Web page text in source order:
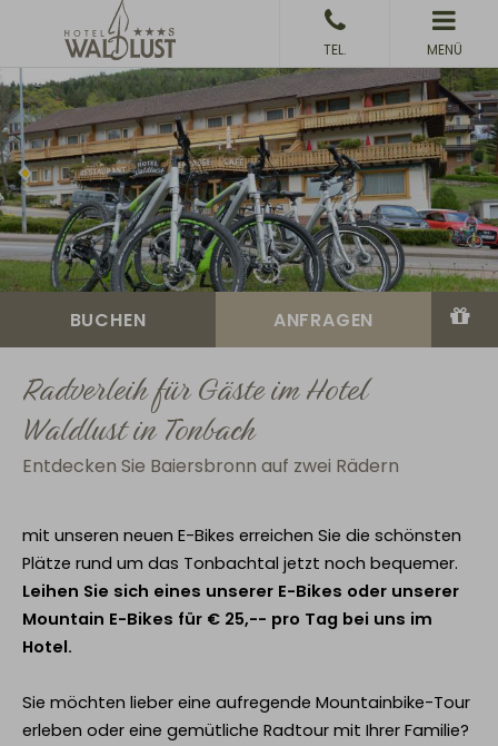
MENÜ
Radverleih für Gäste im Hotel
Waldlust in Tonbach
Entdecken Sie Baiersbronn auf zwei Rädern
mit unseren neuen E-Bikes erreichen Sie die schönsten
Plätze rund um das Tonbachtal jetzt noch bequemer.
Leihen Sie sich eines unserer E-Bikes oder unserer
Mountain E-Bikes für € 25,-- pro Tag bei uns im
Hotel.
Sie möchten lieber eine aufregende Mountainbike-Tour
erleben oder eine gemütliche Radtour mit Ihrer Familie?